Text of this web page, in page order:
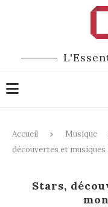
Accueil Musique
découvertes et
Stars,